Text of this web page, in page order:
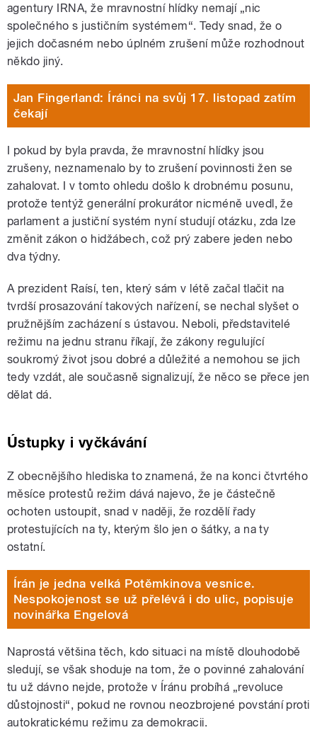
agentury IRNA, že mravnostní hlídky nemají „nic
společného s justičním systémem“. Tedy snad, že o
jejich dočasném nebo úplném zrušení může rozhodnout
někdo jiný.
Jan Fingerland: Íránci na svůj 17. listopad zatím
čekají
I pokud by byla pravda, že mravnostní hlídky jsou
zrušeny, neznamenalo by to zrušení povinnosti žen se
zahalovat. I v tomto ohledu došlo k drobnému posunu,
protože tentýž generální prokurátor nicméně uvedl, že
parlament a justiční systém nyní studují otázku, zda lze
změnit zákon o hidžábech, což prý zabere jeden nebo
dva týdny.
A prezident Raísí, ten, který sám v létě začal tlačit na
tvrdší prosazování takových nařízení, se nechal slyšet o
pružnějším zacházení s ústavou. Neboli, představitelé
režimu na jednu stranu říkají, že zákony regulující
soukromý život jsou dobré a důležité a nemohou se jich
tedy vzdát, ale současně signalizují, že něco se přece jen
dělat dá.
Ústupky i vyčkávání
Z obecnějšího hlediska to znamená, že na konci čtvrtého
měsíce protestů režim dává najevo, že je částečně
ochoten ustoupit, snad v naději, že rozdělí řady
protestujících na ty, kterým šlo jen o šátky, a na ty
ostatní.
Írán je jedna velká Potěmkinova vesnice.
Nespokojenost se už přelévá i do ulic, popisuje
novinářka Engelová
Naprostá většina těch, kdo situaci na místě dlouhodobě
sledují, se však shoduje na tom, že o povinné zahalování
tu už dávno nejde, protože v Íránu probíhá „revoluce
důstojnosti“, pokud ne rovnou neozbrojené povstání proti
autokratickému režimu za demokracii.